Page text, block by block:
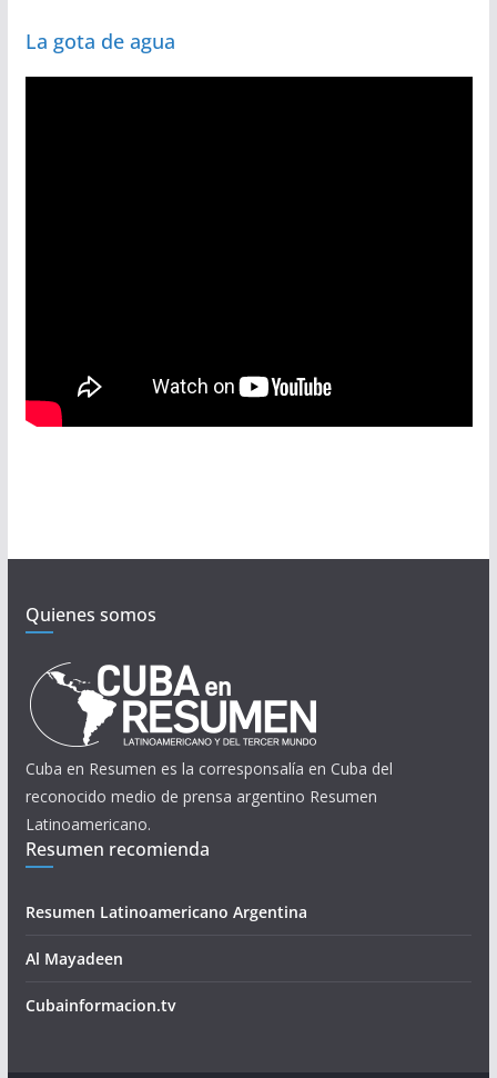
La gota de agua
Quienes somos
Cuba en Resumen es la corresponsalía en Cuba del
reconocido medio de prensa argentino Resumen
Latinoamericano.
Resumen recomienda
Resumen Latinoamericano Argentina
Al Mayadeen
Cubainformacion.tv